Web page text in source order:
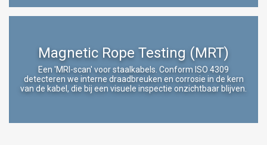
Magnetic Rope Testing (MRT)
Een 'MRI-scan' voor staalkabels. Conform ISO 4309
detecteren we interne draadbreuken en corrosie in de kern
van de kabel, die bij een visuele inspectie onzichtbaar blijven.